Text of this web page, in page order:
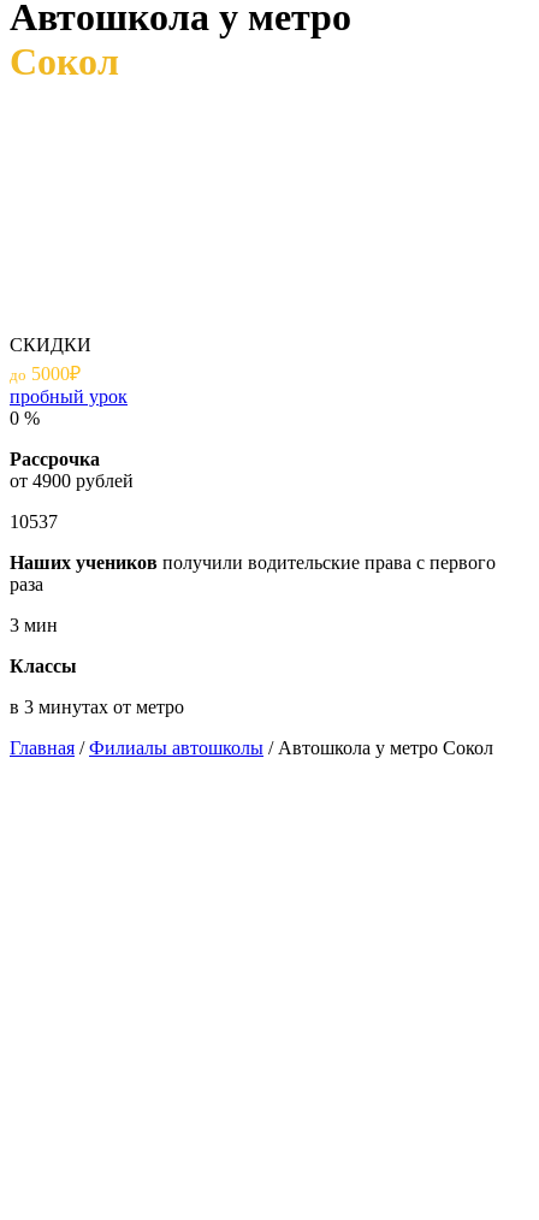
Автошкола у метро
Сокол
СКИДКИ
до 5000₽
пробный урок
0 %
Рассрочка
от 4900 рублей
10537
Наших учеников получили водительские права с первого
раза
3 мин
Классы
в 3 минутах от метро
Главная /Филиалы автошколы / Автошкола у метро Сокол